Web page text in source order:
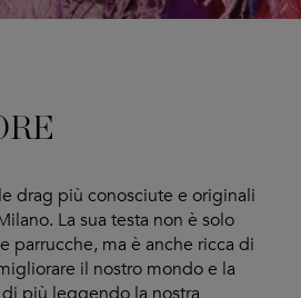
drag più conosciute e originali
La sua testa non è solo
parrucche, ma è anche ricca di
il nostro mondo e la